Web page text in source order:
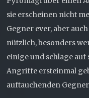
aus, der mir ein
geholfen hat.
sie erscheinen nicht
Gegner ever, aber
nützlich, besonders
einige und schlage auf
Angriffe ersteinmal
auftauchenden